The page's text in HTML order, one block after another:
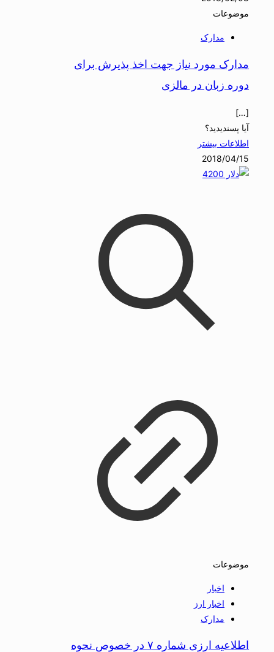
موضوعات
مدارک
مدارک مورد نیاز جهت اخذ پذیرش برای
دوره زبان در مالزی
[…]
آیا پسندیدید؟
اطلاعات بیشتر
2018/04/15
موضوعات
اخبار
اخبار ارز
مدارک
اطلاعیه ارزی شماره ۷ در خصوص نحوه